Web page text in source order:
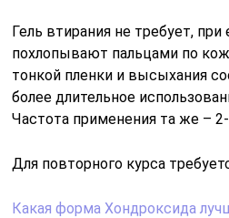
Гель втирания не требует, при
похлопывают пальцами по
тонкой пленки и высыхания
более длительное
Частота применения та же –
Для повторного курса
Какая форма Хондроксида